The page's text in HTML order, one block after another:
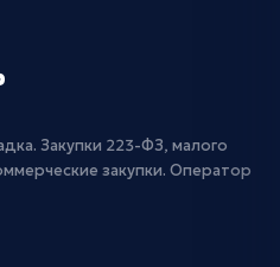
Закупки 223-ФЗ, малого
закупки. Оператор